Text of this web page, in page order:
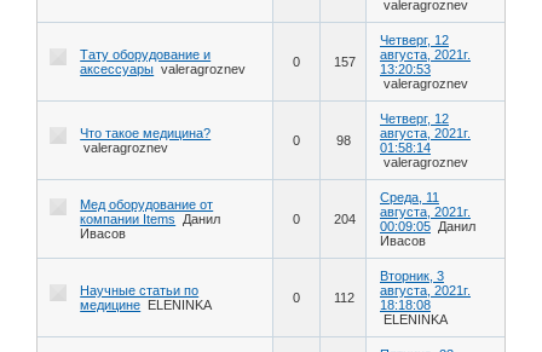
valeragroznev
Тату оборудование и
аксессуары valeragroznev 0 157
Четверг, 12
августа, 2021г.
13:20:53
valeragroznev
Что такое медицина?
valeragroznev
0 98
Четверг, 12
августа, 2021г.
01:58:14
valeragroznev
Мед оборудование от
компании Items
Данил
Ивасов
0 204
Среда, 11
августа, 2021г.
00:09:05 Данил
Ивасов
Научные статьи по
медицине ELENINKA 0 112
Вторник, 3
августа, 2021г.
18:18:08
ELENINKA